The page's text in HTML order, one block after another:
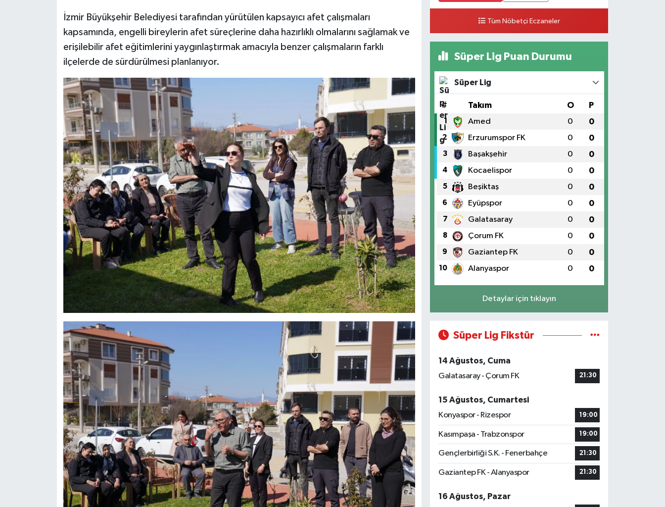
İzmir Büyükşehir Belediyesi tarafından yürütülen kapsayıcı afet çalışmaları
kapsamında, engelli bireylerin afet süreçlerine daha hazırlıklı olmalarını sağlamak ve
erişilebilir afet eğitimlerini yaygınlaştırmak amacıyla benzer çalışmaların farklı
ilçelerde de sürdürülmesi planlanıyor.
Tüm Nöbetçi Eczaneler
Süper Lig Puan Durumu
Süper Lig
# Takım O P
1 Amed 0 0
2 Erzurumspor FK 0 0
3 Başakşehir 0 0
4 Kocaelispor 0 0
5 Beşiktaş 0 0
6 Eyüpspor 0 0
7 Galatasaray 0 0
8 Çorum FK 0 0
9 Gaziantep FK 0 0
10 Alanyaspor 0 0
Detaylar için tıklayın
Süper Lig Fikstür
14 Ağustos, Cuma
Galatasaray - Çorum FK
21:30
15 Ağustos, Cumartesi
Konyaspor - Rizespor
19:00
Kasımpaşa - Trabzonspor 19:00
Gençlerbirliği S.K. - Fenerbahçe 21:30
Gaziantep FK - Alanyaspor 21:30
16 Ağustos, Pazar